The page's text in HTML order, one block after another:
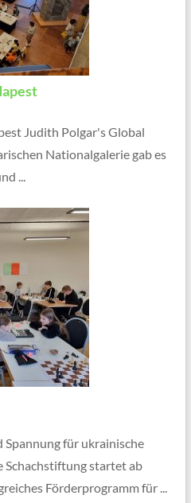
Judith Polgar's Global
Nationalgalerie gab es
...
für ukrainische
Schachstiftung startet ab
Förderprogramm für ...